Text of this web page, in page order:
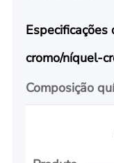
cromo/níquel-
Composição